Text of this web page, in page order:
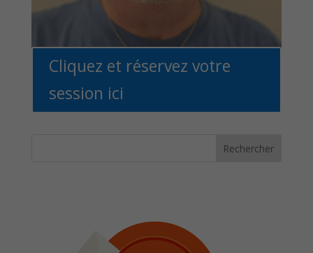
Cliquez et réservez votre
session ici
Rechercher